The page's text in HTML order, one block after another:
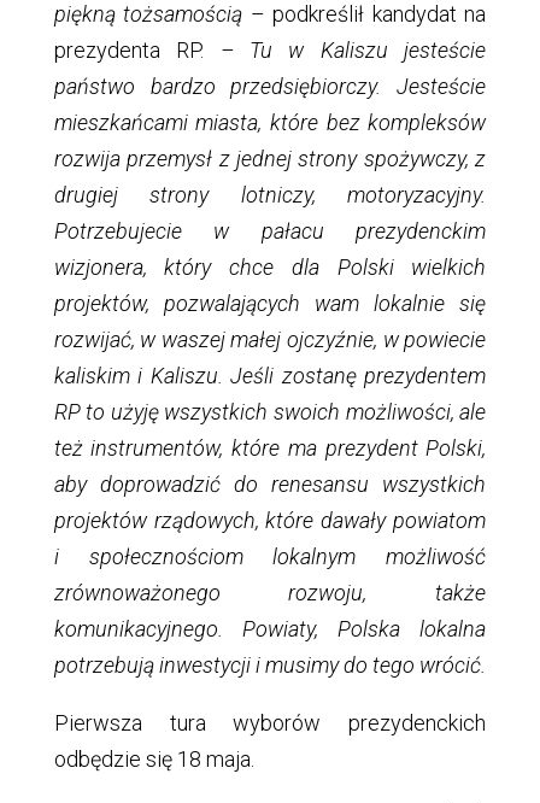
piękną tożsamością – podkreślił kandydat na
prezydenta RP. – Tu w Kaliszu jesteście
państwo bardzo przedsiębiorczy. Jesteście
mieszkańcami miasta, które bez kompleksów
rozwija przemysł z jednej strony spożywczy, z
drugiej strony lotniczy, motoryzacyjny.
Potrzebujecie w pałacu prezydenckim
wizjonera, który chce dla Polski wielkich
projektów, pozwalających wam lokalnie się
rozwijać, w waszej małej ojczyźnie, w powiecie
kaliskim i Kaliszu. Jeśli zostanę prezydentem
RP to użyję wszystkich swoich możliwości, ale
też instrumentów, które ma prezydent Polski,
aby doprowadzić do renesansu wszystkich
projektów rządowych, które dawały powiatom
i społecznościom lokalnym możliwość
zrównoważonego rozwoju, także
komunikacyjnego. Powiaty, Polska lokalna
potrzebują inwestycji i musimy do tego wrócić.
Pierwsza tura wyborów prezydenckich
odbędzie się 18 maja.